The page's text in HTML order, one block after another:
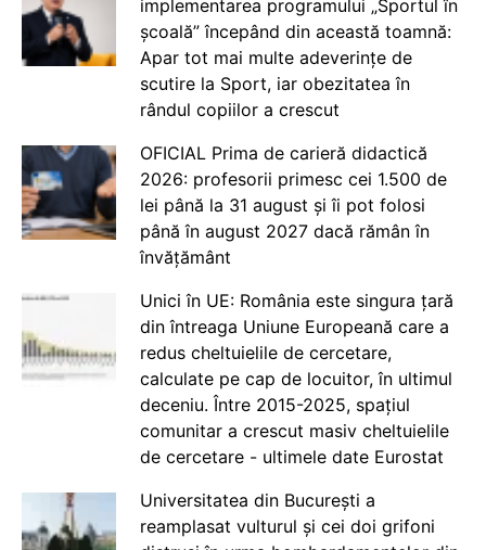
implementarea programului „Sportul în
școală” începând din această toamnă:
Apar tot mai multe adeverințe de
scutire la Sport, iar obezitatea în
rândul copiilor a crescut
OFICIAL Prima de carieră didactică
2026: profesorii primesc cei 1.500 de
lei până la 31 august și îi pot folosi
până în august 2027 dacă rămân în
învățământ
Unici în UE: România este singura țară
din întreaga Uniune Europeană care a
redus cheltuielile de cercetare,
calculate pe cap de locuitor, în ultimul
deceniu. Între 2015-2025, spațiul
comunitar a crescut masiv cheltuielile
de cercetare - ultimele date Eurostat
Universitatea din București a
reamplasat vulturul și cei doi grifoni